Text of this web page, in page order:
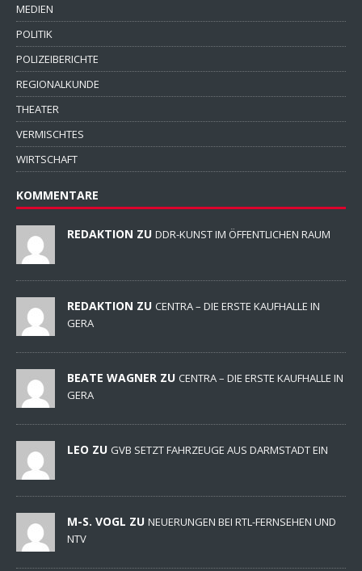
MEDIEN
POLITIK
POLIZEIBERICHTE
REGIONALKUNDE
THEATER
VERMISCHTES
WIRTSCHAFT
KOMMENTARE
REDAKTION ZU DDR-KUNST IM ÖFFENTLICHEN RAUM
REDAKTION ZU CENTRA – DIE ERSTE KAUFHALLE IN
GERA
BEATE WAGNER ZU CENTRA – DIE ERSTE KAUFHALLE IN
GERA
LEO ZU GVB SETZT FAHRZEUGE AUS DARMSTADT EIN
M-S. VOGL ZU NEUERUNGEN BEI RTL-FERNSEHEN UND
NTV